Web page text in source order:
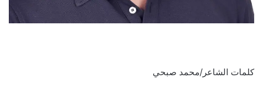
كلمات الشاعر/محمد صبحي